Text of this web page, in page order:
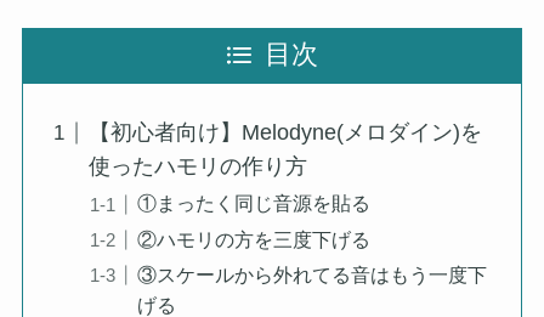
目次
【初心者向け】Melodyne(メロダイン)を
使ったハモリの作り方
①まったく同じ音源を貼る
②ハモリの方を三度下げる
③スケールから外れてる音はもう一度下
げる